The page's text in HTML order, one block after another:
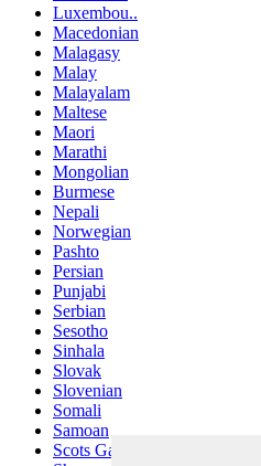
Luxembou..
Macedonian
Malagasy
Malay
Malayalam
Maltese
Maori
Marathi
Mongolian
Burmese
Nepali
Norwegian
Pashto
Persian
Punjabi
Serbian
Sesotho
Sinhala
Slovak
Slovenian
Somali
Samoan
Scots Gaelic